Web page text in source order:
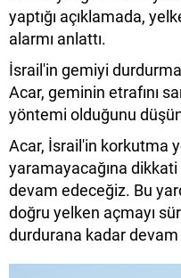
yaptığı açıklamada,
alarmı anlattı.
İsrail'in gemiyi
Acar, geminin etrafını
yöntemi olduğunu
Acar, İsrail'in korkutma
yaramayacağına
devam edeceğiz. Bu
doğru yelken açmayı
durdurana kadar